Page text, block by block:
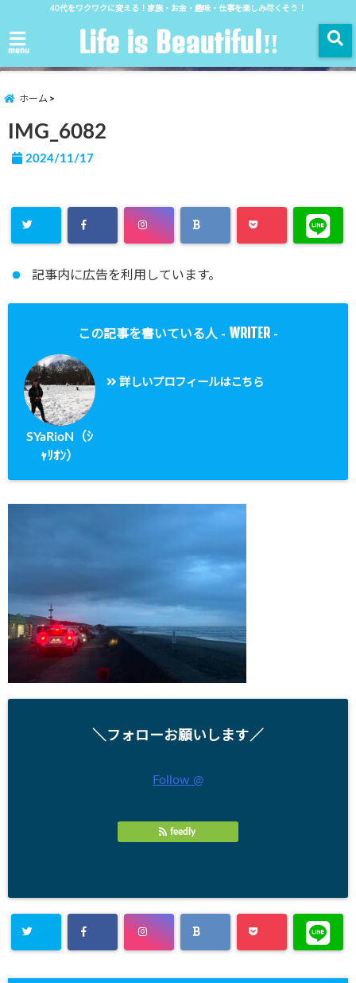
40代をワクワクに変える！家族・お金・趣味・仕事を楽しみ尽くそう！
menu Life is Beautiful‼︎
ホーム
IMG_6082
2024/11/17
記事内に広告を利用しています。
この記事を書いている人 - WRITER -
SYaRioN（ｼ
ｬﾘｵﾝ）
詳しいプロフィールはこちら
＼フォローお願いします／
Follow @
feedly